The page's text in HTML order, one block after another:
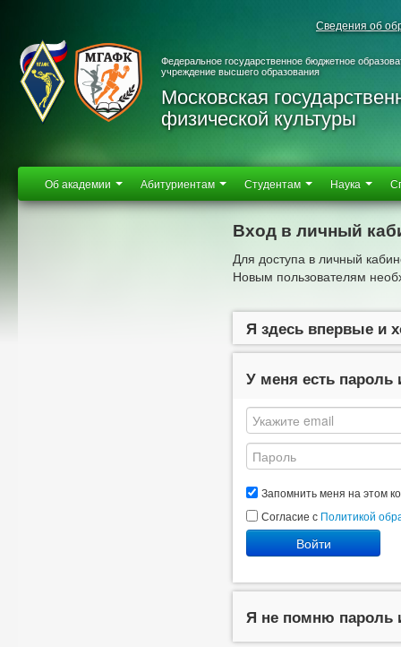
Сведения об
Федеральное государственное бюджетное
учреждение высшего образования
Московская
физической культуры
Об академии Абитуриентам Студентам Наука
Вход в личный
Для доступа в личный
Новым пользователям
Я здесь впервые и
У меня есть пароль
Запомнить меня на этом
Согласие с Политикой
Войти
Я не помню пароль